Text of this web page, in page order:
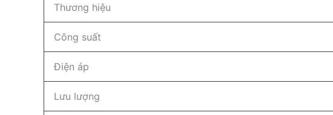
Thương hiệu
Công suất
Điện áp
Lưu lượng